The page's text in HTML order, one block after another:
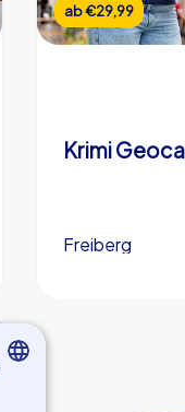
ab€29,99
Krimi
Freiberg